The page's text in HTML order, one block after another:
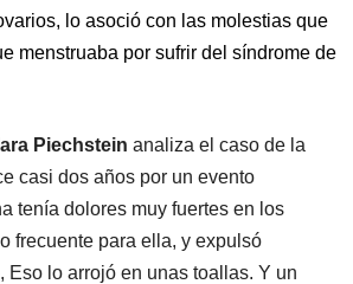
lo asoció con las molestias que
menstruaba por sufrir del síndrome de
Piechstein analiza el caso de la
casi dos años por un evento
tenía dolores muy fuertes en los
frecuente para ella, y expulsó
Eso lo arrojó en unas toallas. Y un